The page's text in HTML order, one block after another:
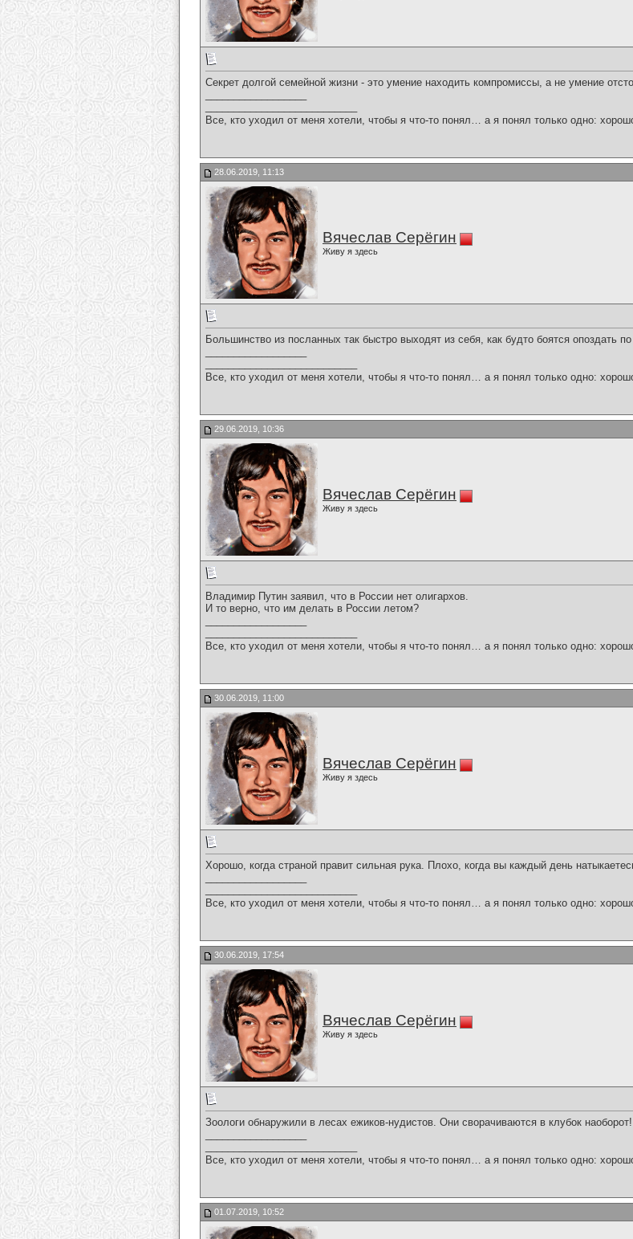
Секрет долгой семейной жизни - это умение находить компромиссы, а не умение
Все, кто уходил от меня хотели, чтобы я что-то понял… а я понял только одно:
28.06.2019, 11:13
Вячеслав Серёгин
Живу я здесь
Большинство из посланных так быстро выходят из себя, как будто боятся опоздать
Все, кто уходил от меня хотели, чтобы я что-то понял… а я понял только одно:
29.06.2019, 10:36
Вячеслав Серёгин
Живу я здесь
Владимир Путин заявил, что в России нет олигархов.
И то верно, что им делать в России летом?
Все, кто уходил от меня хотели, чтобы я что-то понял… а я понял только одно:
30.06.2019, 11:00
Вячеслав Серёгин
Живу я здесь
Хорошо, когда страной правит сильная рука. Плохо, когда вы каждый день
Все, кто уходил от меня хотели, чтобы я что-то понял… а я понял только одно:
30.06.2019, 17:54
Вячеслав Серёгин
Живу я здесь
Зоологи обнаружили в лесах ежиков-нудистов. Они сворачиваются в клубок наоборот!
Все, кто уходил от меня хотели, чтобы я что-то понял… а я понял только одно:
01.07.2019, 10:52